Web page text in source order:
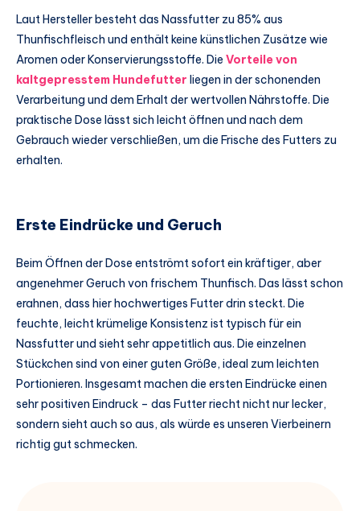
Laut Hersteller besteht das Nassfutter zu 85% aus
Thunfischfleisch und enthält keine künstlichen Zusätze wie
Aromen oder Konservierungsstoffe. Die Vorteile von
kaltgepresstem Hundefutter liegen in der schonenden
Verarbeitung und dem Erhalt der wertvollen Nährstoffe. Die
praktische Dose lässt sich leicht öffnen und nach dem
Gebrauch wieder verschließen, um die Frische des Futters zu
erhalten.
Erste Eindrücke und Geruch
Beim Öffnen der Dose entströmt sofort ein kräftiger, aber
angenehmer Geruch von frischem Thunfisch. Das lässt schon
erahnen, dass hier hochwertiges Futter drin steckt. Die
feuchte, leicht krümelige Konsistenz ist typisch für ein
Nassfutter und sieht sehr appetitlich aus. Die einzelnen
Stückchen sind von einer guten Größe, ideal zum leichten
Portionieren. Insgesamt machen die ersten Eindrücke einen
sehr positiven Eindruck – das Futter riecht nicht nur lecker,
sondern sieht auch so aus, als würde es unseren Vierbeinern
richtig gut schmecken.